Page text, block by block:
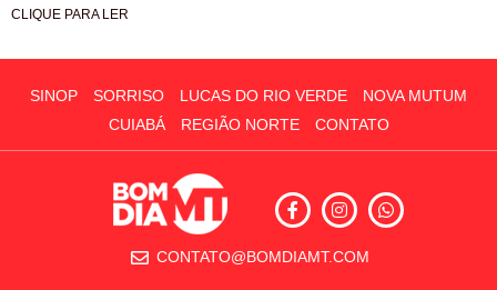
CLIQUE PARA LER
SINOP SORRISO LUCAS DO RIO VERDE
NOVA MUTUM
CUIABÁ
REGIÃO NORTE CONTATO
CONTATO@BOMDIAMT.COM